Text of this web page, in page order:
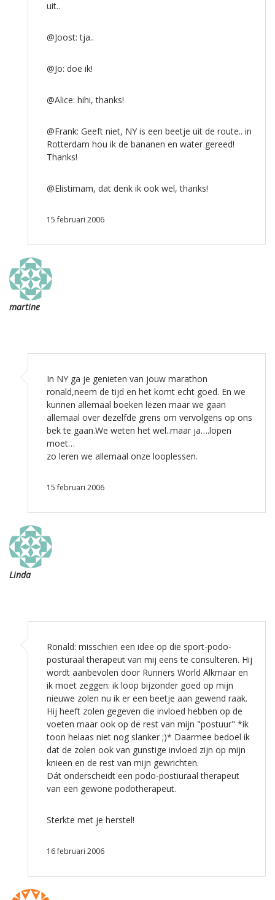
uit..
@Joost: tja..
@Jo: doe ik!
@Alice: hihi, thanks!
@Frank: Geeft niet, NY is een beetje uit de route.. in
Rotterdam hou ik de bananen en water gereed!
Thanks!
@Elistimam, dat denk ik ook wel, thanks!
15 februari 2006
martine
In NY ga je genieten van jouw marathon
ronald,neem de tijd en het komt echt goed. En we
kunnen allemaal boeken lezen maar we gaan
allemaal over dezelfde grens om vervolgens op ons
bek te gaan.We weten het wel..maar ja….lopen
moet…
zo leren we allemaal onze looplessen.
15 februari 2006
Linda
Ronald: misschien een idee op die sport-podo-
posturaal therapeut van mij eens te consulteren. Hij
wordt aanbevolen door Runners World Alkmaar en
ik moet zeggen: ik loop bijzonder goed op mijn
nieuwe zolen nu ik er een beetje aan gewend raak.
Hij heeft zolen gegeven die invloed hebben op de
voeten maar ook op de rest van mijn "postuur" *ik
toon helaas niet nog slanker ;)* Daarmee bedoel ik
dat de zolen ook van gunstige invloed zijn op mijn
knieen en de rest van mijn gewrichten.
Dát onderscheidt een podo-postiuraal therapeut
van een gewone podotherapeut.
Sterkte met je herstel!
16 februari 2006